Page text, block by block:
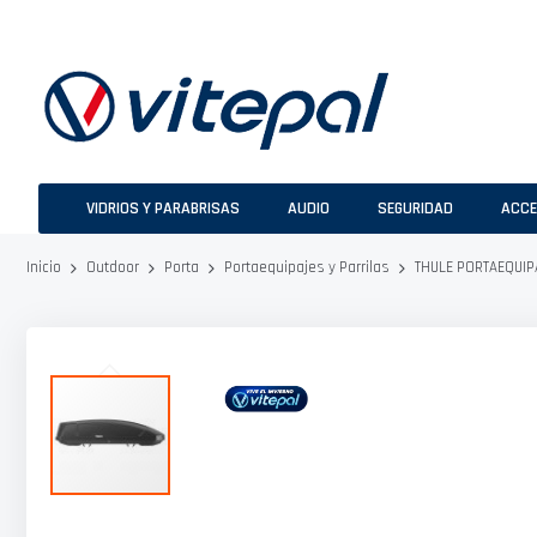
VIDRIOS Y PARABRISAS AUDIO SEGURIDAD
Inicio Outdoor Porta Portaequipajes y Parrilas THULE
al
de
la